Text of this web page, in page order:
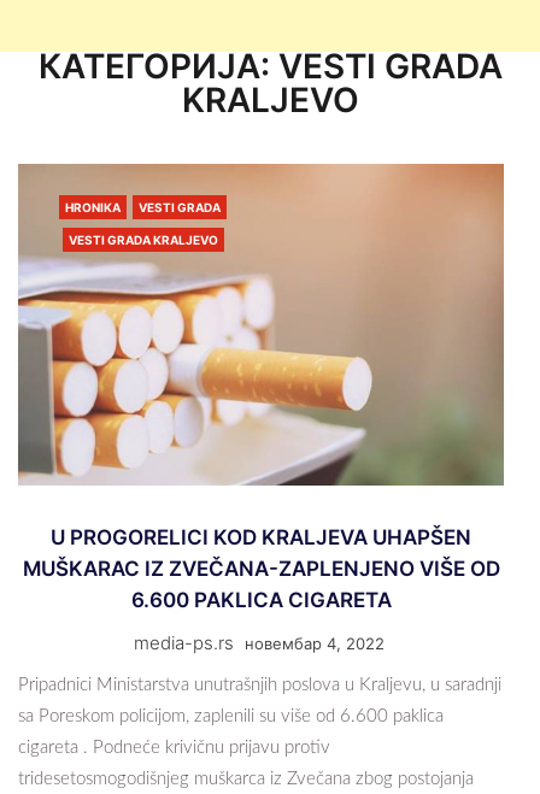
КАТЕГОРИЈА: VESTI GRADA
KRALJEVO
HRONIKA VESTI GRADA
VESTI GRADA KRALJEVO
U PROGORELICI KOD KRALJEVA UHAPŠEN
MUŠKARAC IZ ZVEČANA-ZAPLENJENO VIŠE OD
6.600 PAKLICA CIGARETA
media-ps.rs новембар 4, 2022
Pripadnici Ministarstva unutrašnjih poslova u Kraljevu, u saradnji
sa Poreskom policijom, zaplenili su više od 6.600 paklica
cigareta . Podneće krivičnu prijavu protiv
tridesetosmogodišnjeg muškarca iz Zvečana zbog postojanja